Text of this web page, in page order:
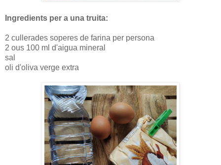
Ingredients per a una truita:
2 cullerades soperes de farina per persona
2 ous 100 ml d'aigua mineral
sal
oli d'oliva verge extra